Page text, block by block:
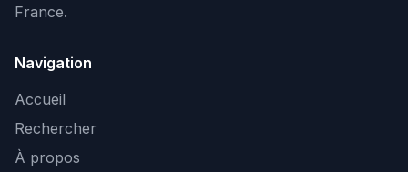
France.
Navigation
Accueil
Rechercher
À propos